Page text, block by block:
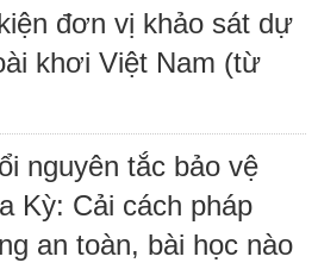
đơn vị khảo sát dự
khơi Việt Nam (từ
nguyên tắc bảo vệ
Kỳ: Cải cách pháp
an toàn, bài học nào